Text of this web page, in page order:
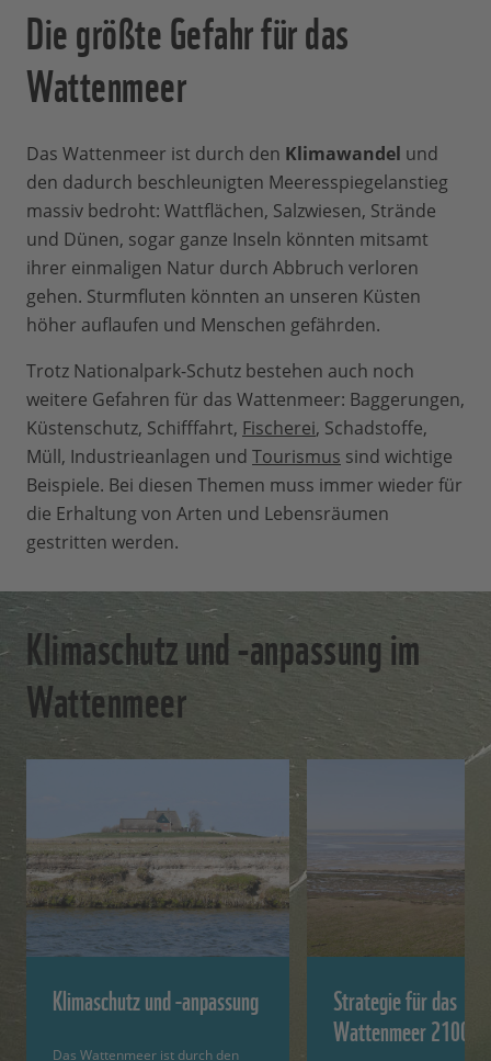
Die größte Gefahr für das
Wattenmeer
Das Wattenmeer ist durch den Klimawandel und
den dadurch beschleunigten Meeresspiegelanstieg
massiv bedroht: Wattflächen, Salzwiesen, Strände
und Dünen, sogar ganze Inseln könnten mitsamt
ihrer einmaligen Natur durch Abbruch verloren
gehen. Sturmfluten könnten an unseren Küsten
höher auflaufen und Menschen gefährden.
Trotz Nationalpark-Schutz bestehen auch noch
weitere Gefahren für das Wattenmeer: Baggerungen,
Küstenschutz, Schifffahrt, Fischerei, Schadstoffe,
Müll, Industrieanlagen und Tourismus sind wichtige
Beispiele. Bei diesen Themen muss immer wieder für
die Erhaltung von Arten und Lebensräumen
gestritten werden.
Klimaschutz und -anpassung im
Wattenmeer
Klimaschutz und -anpassung
Das Wattenmeer ist durch den
Strategie für das
Wattenmeer 2100